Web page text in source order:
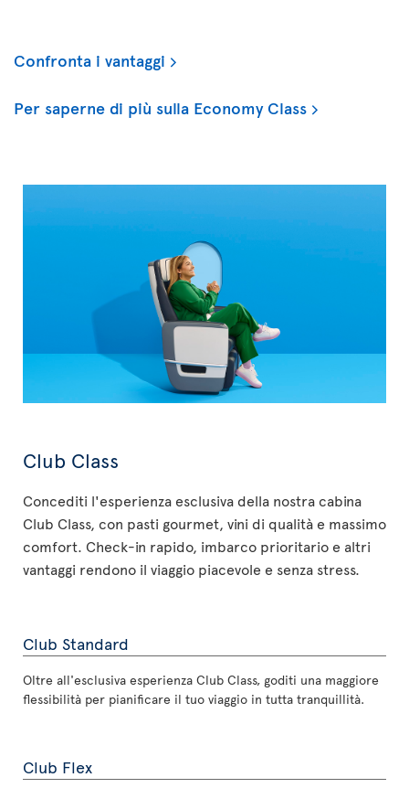
Confronta i vantaggi
Per saperne di più sulla Economy Class
Club Class
Concediti l'esperienza esclusiva della nostra cabina
Club Class, con pasti gourmet, vini di qualità e massimo
comfort. Check-in rapido, imbarco prioritario e altri
vantaggi rendono il viaggio piacevole e senza stress.
Club Standard
Oltre all'esclusiva esperienza Club Class, goditi una maggiore
flessibilità per pianificare il tuo viaggio in tutta tranquillità.
Club Flex